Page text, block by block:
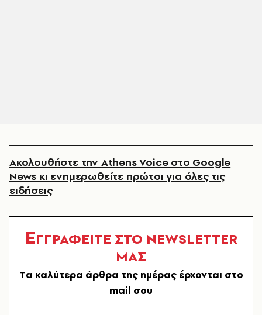
Ακολουθήστε την Athens Voice στο Google
News κι ενημερωθείτε πρώτοι για όλες τις
ειδήσεις
ΕΓΓΡΑΦΕΙΤΕ ΣΤΟ NEWSLETTER
ΜΑΣ
Tα καλύτερα άρθρα της ημέρας έρχονται στο
mail σου